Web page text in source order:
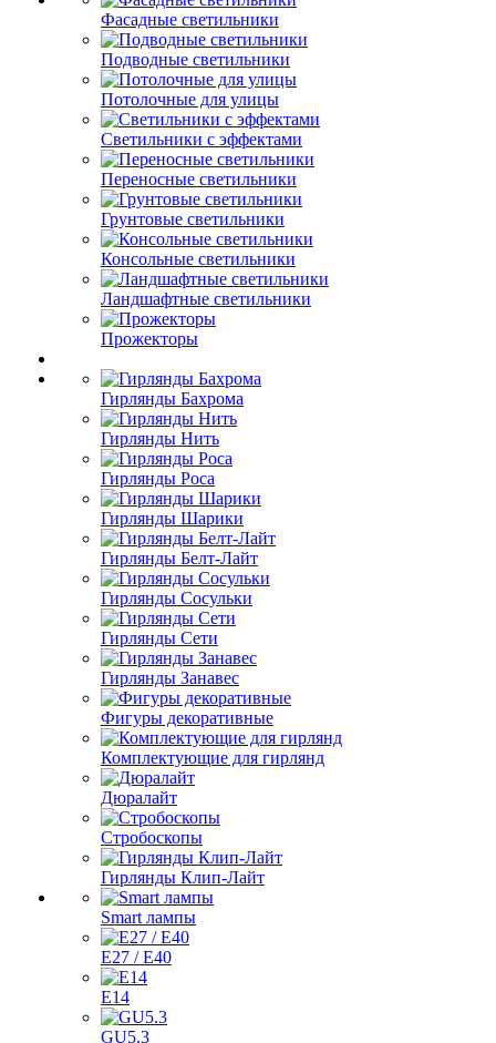
Фасадные светильники
Подводные светильники
Потолочные для улицы
Светильники с эффектами
Переносные светильники
Грунтовые светильники
Консольные светильники
Ландшафтные светильники
Прожекторы
Гирлянды Бахрома
Гирлянды Нить
Гирлянды Роса
Гирлянды Шарики
Гирлянды Белт-Лайт
Гирлянды Сосульки
Гирлянды Сети
Гирлянды Занавес
Фигуры декоративные
Комплектующие для гирлянд
Дюралайт
Стробоскопы
Гирлянды Клип-Лайт
Smart лампы
E27 / E40
E14
GU5.3